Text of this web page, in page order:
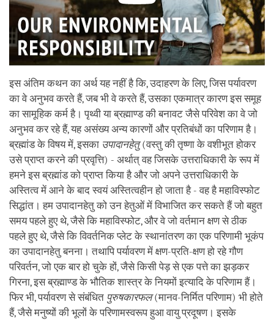
इस अंतिम कथन का अर्थ यह नहीं है कि, उदाहरण के लिए, जिस पर्यावरण
का वे अनुभव करते हैं, जब भी वे करते हैं, उसका एकमात्र कारण इस समूह
का सामूहिक कर्म है। पृथ्वी या ब्रह्माण्ड की बनावट जैसे परिवेश का वे जो
अनुभव कर रहे हैं, यह असंख्य अन्य कारणों और प्रतिबंधों का परिणाम है।
ब्रह्मांड के विषय में, इसका उपादानहेतु(वस्तु की तृष्णा के वशीभूत होकर
उसे प्राप्त करने की प्रवृत्ति) - अर्थात् वह जिसके उत्तराधिकारी के रूप में
हमने इस ब्रह्मांड को प्राप्त किया है और जो अपने उत्तराधिकारी के
अस्तित्व में आने के बाद स्वयं अस्तित्वहीन हो जाता है - वह है महाविस्फोट
सिद्धांत। हम उपादानहेतु को उन हेतुओं में विभाजित कर सकते हैं जो बहुत
समय पहले हुए थे, जैसे कि महाविस्फोट, और वे जो वर्तमान क्षण से ठीक
पहले हुए थे, जैसे कि विवर्तनिक प्लेट के स्थानांतरण का एक परिणामी भूकंप
का उपादानहेतु बनना। तथापि पर्यावरण में क्षण-प्रति-क्षण हो रहे गौण
परिवर्तन, जो एक बार हो चुके हों, जैसे किसी पेड़ से एक पत्ते का झड़कर
गिरना, इस ब्रह्माण्ड के भौतिक शास्त्र के नियमों इत्यादि के परिणाम हैं।
फिर भी, पर्यावरण से संबंधित पुरुषकारफल(मानव-निर्मित परिणाम) भी होते
हैं, जैसे मनुष्यों की भूलों के परिणामस्वरूप हुआ वायु प्रदूषण। इसके